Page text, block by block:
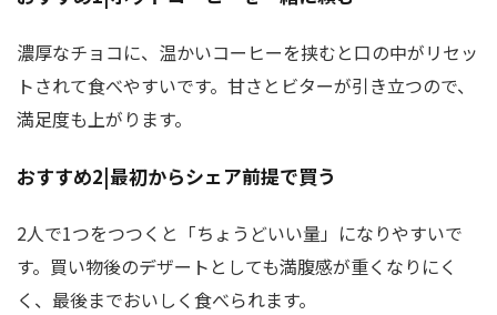
濃厚なチョコに、温かいコーヒーを挟むと口の中がリセッ
トされて食べやすいです。甘さとビターが引き立つので、
満足度も上がります。
おすすめ2|最初からシェア前提で買う
2人で1つをつつくと「ちょうどいい量」になりやすいで
す。買い物後のデザートとしても満腹感が重くなりにく
く、最後までおいしく食べられます。